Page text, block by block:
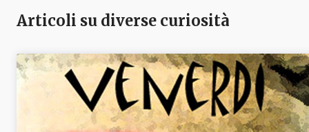
Articoli su diverse curiosità